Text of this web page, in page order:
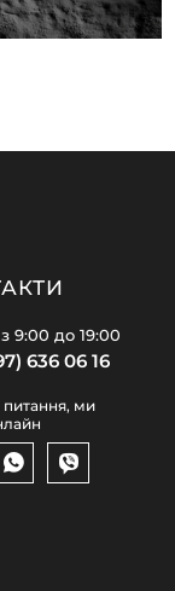
9:00 до 19:00
636 06 16
питання, ми